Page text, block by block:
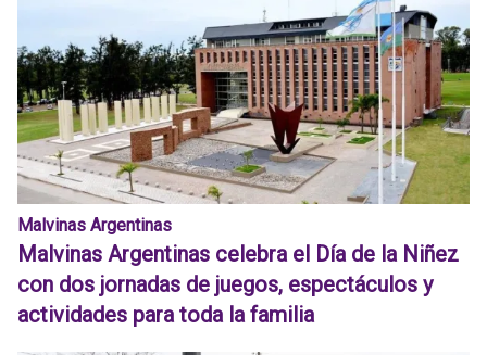
Malvinas Argentinas
Malvinas Argentinas celebra el Día de la Niñez
con dos jornadas de juegos, espectáculos y
actividades para toda la familia